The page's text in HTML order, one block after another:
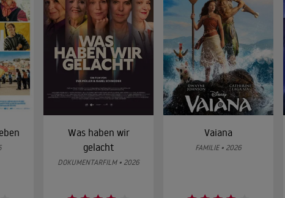
Was haben wir
gelacht
DOKUMENTARFILM • 2026
Vaiana
FAMILIE • 2026